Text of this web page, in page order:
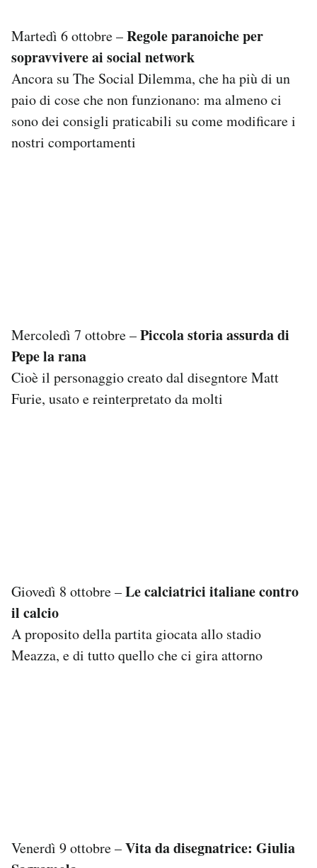
Martedì 6 ottobre –Regole paranoiche per
sopravvivere ai social network
Ancora su The Social Dilemma, che ha più di un
paio di cose che non funzionano: ma almeno ci
sono dei consigli praticabili su come modificare i
nostri comportamenti
Mercoledì 7 ottobre –Piccola storia assurda di
Pepe la rana
Cioè il personaggio creato dal disegntore Matt
Furie, usato e reinterpretato da molti
Giovedì 8 ottobre –Le calciatrici italiane contro
il calcio
A proposito della partita giocata allo stadio
Meazza, e di tutto quello che ci gira attorno
Venerdì 9 ottobre –Vita da disegnatrice: Giulia